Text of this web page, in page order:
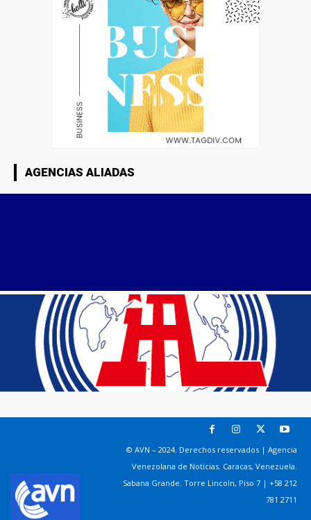
AGENCIAS ALIADAS
© AVN – 2024. Derechos reservados | Agencia
Venezolana de Noticias. Caracas, Venezuela.
Sabana Grande. Torre Lincoln, Piso 7 | +58 212
781 2711